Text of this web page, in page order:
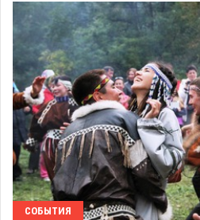
СОБЫТИЯ